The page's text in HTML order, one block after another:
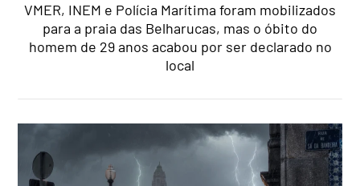
VMER, INEM e Polícia Marítima foram mobilizados
para a praia das Belharucas, mas o óbito do
homem de 29 anos acabou por ser declarado no
local